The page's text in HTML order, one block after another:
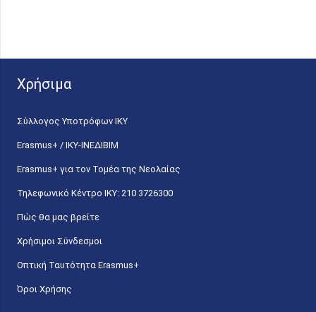
Χρήσιμα
Σύλλογος Υποτρόφων ΙΚΥ
Erasmus+ / ΙΚΥ-ΙΝΕΔΙΒΙΜ
Erasmus+ για τον Τομέα της Νεολαίας
Τηλεφωνικό Κέντρο IKY: 210 3726300
Πώς θα μας βρείτε
Χρήσιμοι Σύνδεσμοι
Οπτική Ταυτότητα Erasmus+
Όροι Χρήσης